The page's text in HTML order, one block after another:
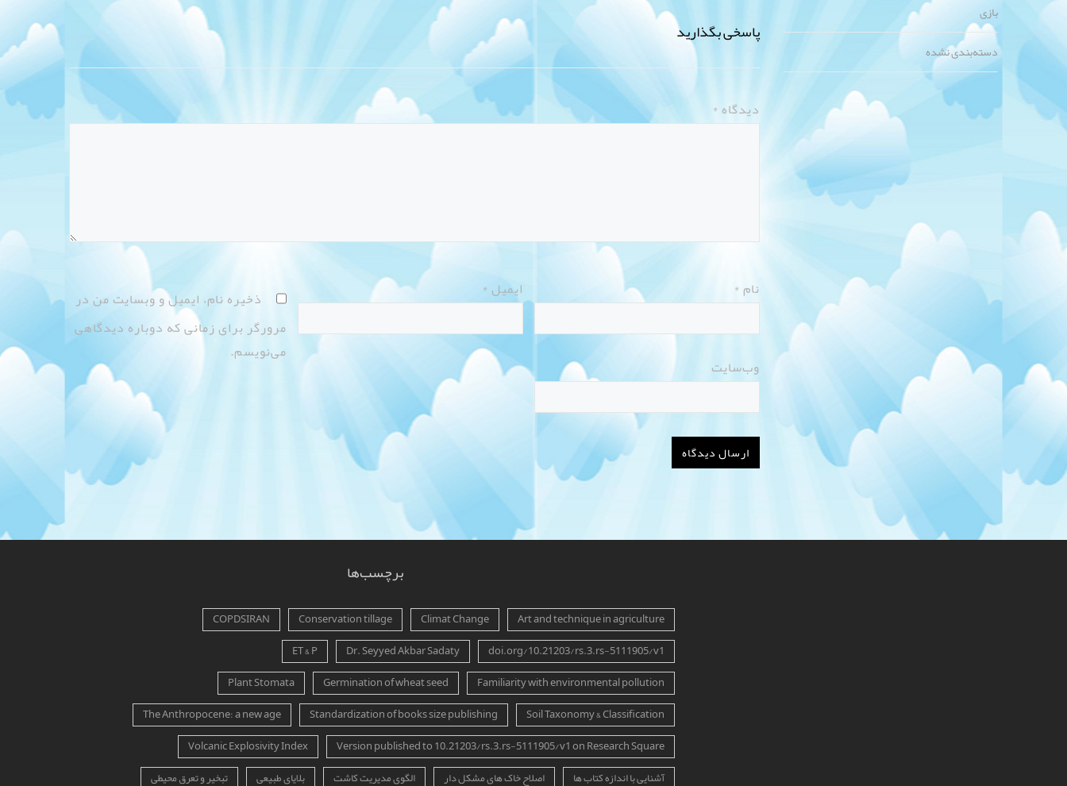
پاسخی بگذارید
دیدگاه*
نام* ایمیل*
وب‌سایت
ذخیره نام، ایمیل و وبسایت من در
مرورگر برای زمانی که دوباره دیدگاهی
می‌نویسم.
بازی
دسته‌بندی نشده
برچسب‌ها
Art and technique in agriculture
Climat Change
Conservation tillage
COPDSIRAN
doi.org/10.21203/rs.3.rs-5111905/v1
Dr. Seyyed Akbar Sadaty
ET & P
Familiarity with environmental pollution
Germination of wheat seed
Plant Stomata
Soil Taxonomy & Classification
Standardization of books size publishing
The Anthropocene: a new age
Version published to 10.21203/rs.3.rs-5111905/v1 on Research Square
Volcanic Explosivity Index
آشنایی با اندازه کتاب ها
اصلاح خاک های مشکل دار الگوی مدیریت کاشت بلایای طبیعی تبخیر و تعرق محیطی